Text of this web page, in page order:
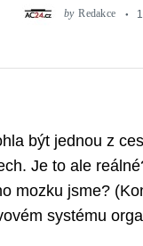
by Redakce
být jednou z
Je to ale
mozku jsme?
systému